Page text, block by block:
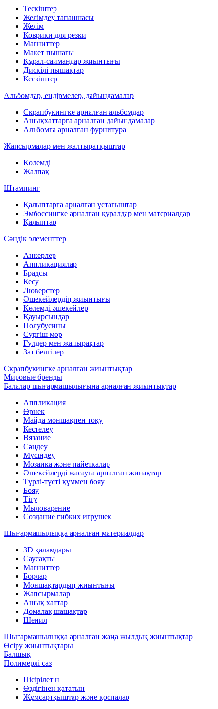
Тескіштер
Желімдеу тапаншасы
Желім
Коврики для резки
Магниттер
Макет пышағы
Құрал-саймандар жиынтығы
Дискілі пышақтар
Кескіштер
Альбомдар, ендірмелер, дайындамалар
Скрапбукингке арналған альбомдар
Ашықхаттарға арналған дайындамалар
Альбомға арналған фурнитура
Жапсырмалар мен жалтыратқыштар
Көлемді
Жалпақ
Штампинг
Қалыптарға арналған ұстағыштар
Эмбоссингке арналған құралдар мен материалдар
Қалыптар
Сәндік элементтер
Анкерлер
Аппликациялар
Брадсы
Кесу
Люверстер
Әшекейлердің жиынтығы
Көлемді әшекейлер
Қауырсындар
Полубусины
Сүргіш мөр
Гүлдер мен жапырақтар
Зат белгілер
Скрапбукингке арналған жиынтықтар
Мировые бренды
Балалар шығармашылығына арналған жиынтықтар
Аппликация
Өрнек
Майда моншақпен тоқу
Кестелеу
Вязание
Сәндеу
Мүсіндеу
Мозаика және пайеткалар
Әшекейлерді жасауға арналған жинақтар
Түрлі-түсті құммен бояу
Бояу
Тігу
Мыловарение
Создание гибких игрушек
Шығармашылыққа арналған материалдар
3D қаламдары
Саусақты
Магниттер
Борлар
Моншақтардың жиынтығы
Жапсырмалар
Ашық хаттар
Домалақ шашақтар
Шенил
Шығармашылыққа арналған жаңа жылдық жиынтықтар
Өсіру жиынтықтары
Балшық
Полимерлі саз
Пісірілетін
Өздігінен қататын
Жұмсартқыштар және қоспалар